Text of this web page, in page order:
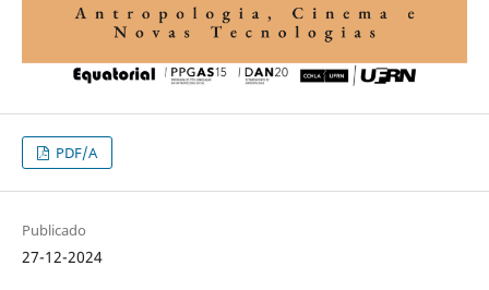
PDF/A
Publicado
27-12-2024